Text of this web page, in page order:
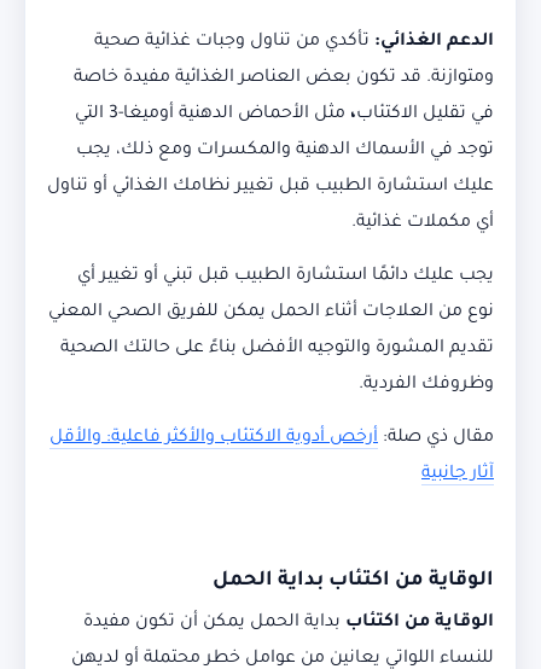
الدعم الغذائي: تأكدي من تناول وجبات غذائية صحية
ومتوازنة. قد تكون بعض العناصر الغذائية مفيدة خاصة
في تقليل الاكتئاب،
مثل الأحماض الدهنية أوميغا-3 التي
توجد في الأسماك الدهنية والمكسرات ومع ذلك، يجب
عليك استشارة الطبيب قبل تغيير نظامك الغذائي أو تناول
أي مكملات غذائية.
يجب عليك دائمًا استشارة الطبيب قبل تبني أو تغيير أي
نوع من العلاجات أثناء الحمل يمكن للفريق الصحي المعني
تقديم المشورة والتوجيه الأفضل بناءً على حالتك الصحية
وظروفك الفردية.
مقال ذي صلة: أرخص أدوية الاكتئاب والأكثر فاعلية: والأقل
آثار جانبية
الوقاية من اكتئاب بداية الحمل
الوقاية من اكتئاب بداية الحمل يمكن أن تكون مفيدة
للنساء اللواتي يعانين من عوامل خطر محتملة أو لديهن